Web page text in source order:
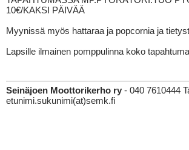
10€/KAKSI PÄIVÄÄ
Myynissä myös hattaraa ja popcornia ja
Lapsille ilmainen pomppulinna koko
Seinäjoen Moottorikerho ry - 040 7610444
etunimi.sukunimi(at)semk.fi